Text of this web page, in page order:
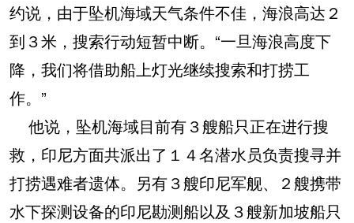
约说，由于坠机海域天气条件不佳，海浪高达２
到３米，搜索行动短暂中断。“一旦海浪高度下
降，我们将借助船上灯光继续搜索和打捞工
作。”
他说，坠机海域目前有３艘船只正在进行搜
救，印尼方面共派出了１４名潜水员负责搜寻并
打捞遇难者遗体。另有３艘印尼军舰、２艘携带
水下探测设备的印尼勘测船以及３艘新加坡船只